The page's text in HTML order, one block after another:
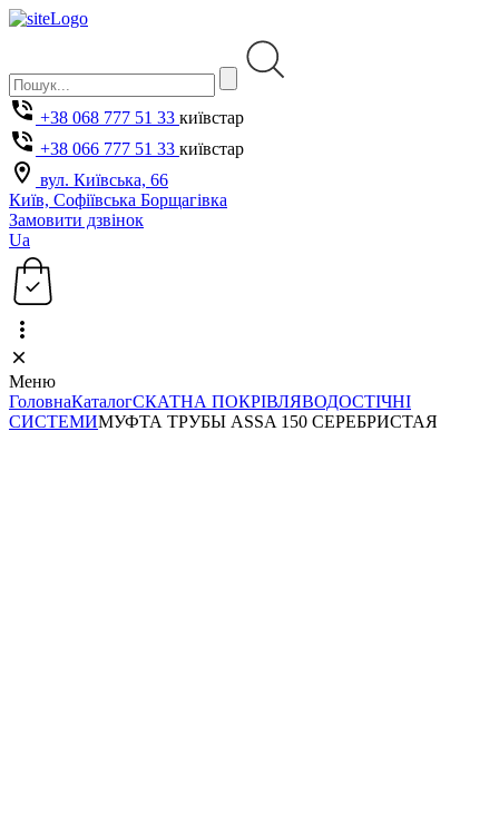
+38 068 777 51 33 київстар
+38 066 777 51 33 київстар
вул. Київська, 66
Київ, Софіївська Борщагівка
Замовити дзвінок
Ua
Меню
ГоловнаКаталогСКАТНА ПОКРІВЛЯВОДОСТІЧНІ
СИСТЕМИМУФТА ТРУБЫ ASSA 150 СЕРЕБРИСТАЯ